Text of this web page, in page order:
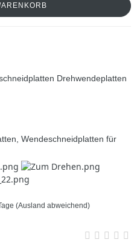
Wendeschneidplatten für
(Ausland abweichend)